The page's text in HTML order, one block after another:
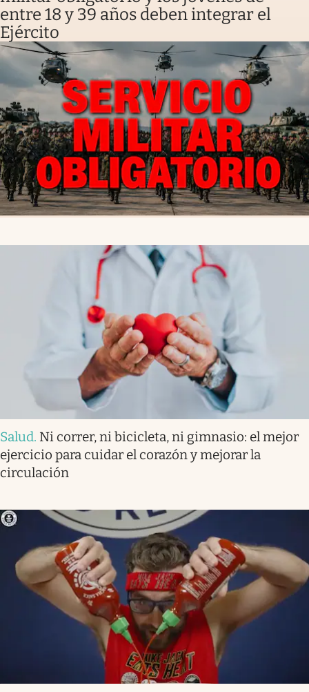
entre 18 y 39 años deben integrar el
Ejército
Salud. Ni correr, ni bicicleta, ni gimnasio: el mejor
ejercicio para cuidar el corazón y mejorar la
circulación